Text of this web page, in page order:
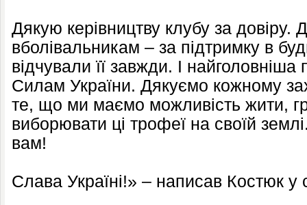
Дякую керівництву клубу за
вболівальникам – за підтримку в
відчували її завжди. І
Силам України. Дякуємо кожному
те, що ми маємо можливість жити,
виборювати ці трофеї на своїй
вам!
Слава Україні!» – написав Костюк у